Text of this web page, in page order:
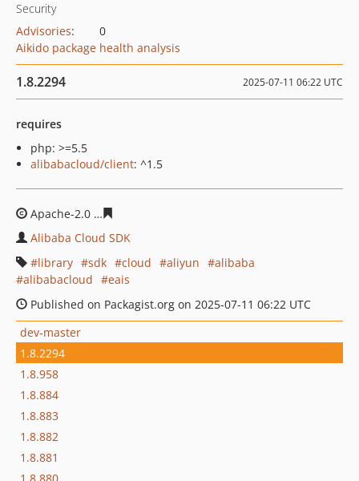
Security
Advisories:
0
Aikido package health analysis
1.8.2294 2025-07-11 06:22 UTC
requires
php: >=5.5
alibabacloud/client: ^1.5
Apache-2.0
Alibaba Cloud SDK
library
sdk cloud aliyun
alibaba
alibabacloud
eais
Published on Packagist.org on 2025-07-11 06:22 UTC
dev-master
1.8.2294
1.8.958
1.8.884
1.8.883
1.8.882
1.8.881
1.8.880